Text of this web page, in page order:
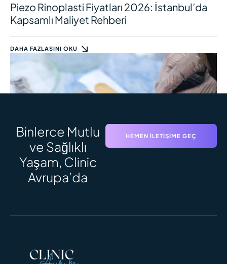
Piezo Rinoplasti Fiyatları 2026: İstanbul’da
Kapsamlı Maliyet Rehberi
DAHA FAZLASINI OKU
SAÇ EKIMI SÜRECI
Saç Ekimi Süreci: Adım Adım Zaman
Çizelgesi ve Sonuçlar
Binlerce Mutlu
ve Sağlıklı
Yaşam, Clinic
Avrupa’da
HEMEN İLETIŞIME GEÇ